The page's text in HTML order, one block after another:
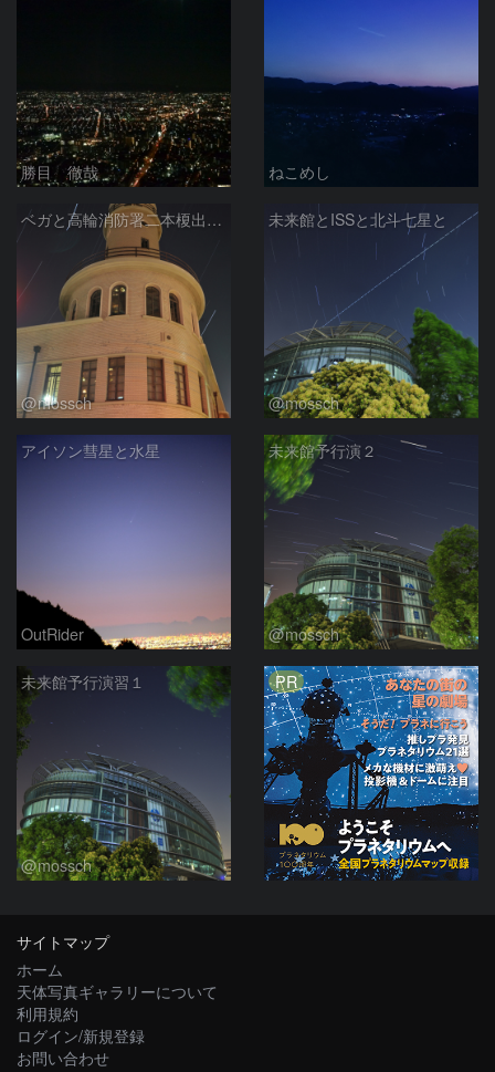
勝目 徹哉 ねこめし
ベガと高輪消防署二本榎出張所
@mossch
未来館とISSと北斗七星と
@mossch
アイソン彗星と水星
OutRider
未来館予行演２
@mossch
未来館予行演習１
@mossch
PR
サイトマップ
ホーム
天体写真ギャラリーについて
利用規約
ログイン/新規登録
お問い合わせ